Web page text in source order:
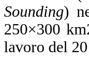
Sounding)
250×300
lavoro del